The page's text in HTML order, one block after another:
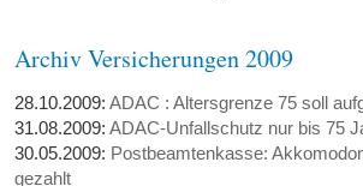
Archiv Versicherungen 2009
28.10.2009:ADAC : Altersgrenze 75 soll
31.08.2009:ADAC-Unfallschutz nur bis 75
30.05.2009: Postbeamtenkasse:
gezahlt